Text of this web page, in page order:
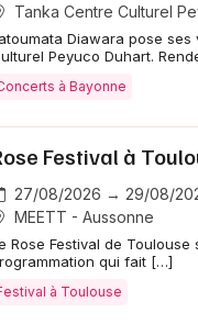
Tanka Centre Culturel
Diawara pose
Peyuco Duhart.
à Bayonne
Festival à
27/08/2026 → 29/08/
MEETT - Aussonne
Rose Festival de
qui fait […]
à Toulouse